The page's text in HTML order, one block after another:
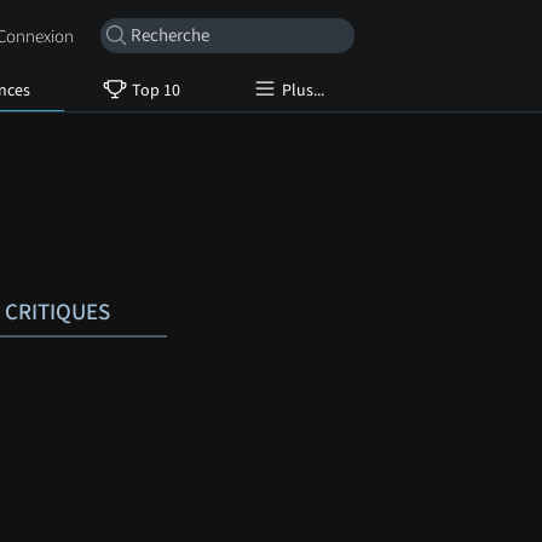
Top 10 Plus...
CRITIQUES